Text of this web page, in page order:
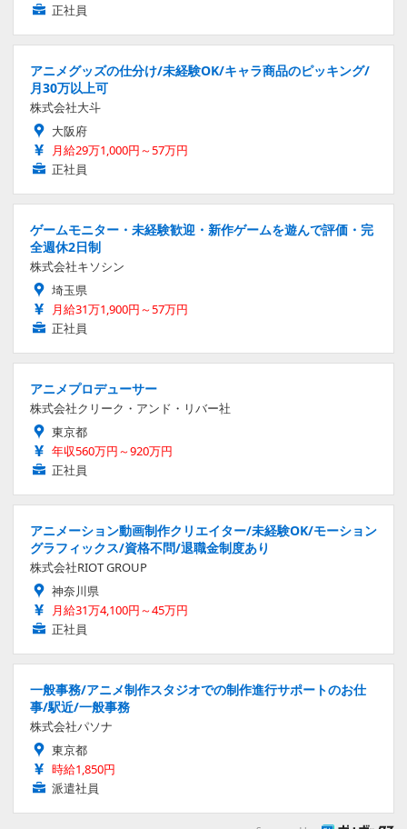
正社員
アニメグッズの仕分け/未経験OK/キャラ商品のピッキング/
月30万以上可
株式会社大斗
大阪府
月給29万1,000円～57万円
正社員
ゲームモニター・未経験歓迎・新作ゲームを遊んで評価・完
全週休2日制
株式会社キソシン
埼玉県
月給31万1,900円～57万円
正社員
アニメプロデューサー
株式会社クリーク・アンド・リバー社
東京都
年収560万円～920万円
正社員
アニメーション動画制作クリエイター/未経験OK/モーション
グラフィックス/資格不問/退職金制度あり
株式会社RIOT GROUP
神奈川県
月給31万4,100円～45万円
正社員
一般事務/アニメ制作スタジオでの制作進行サポートのお仕
事/駅近/一般事務
株式会社パソナ
東京都
時給1,850円
派遣社員